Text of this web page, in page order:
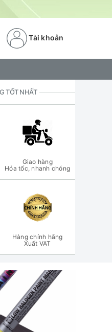
Tài khoản
TỐT NHẤT
Giao hàng
Hỏa tốc, nhanh chóng
Hàng chính hãng
Xuất VAT